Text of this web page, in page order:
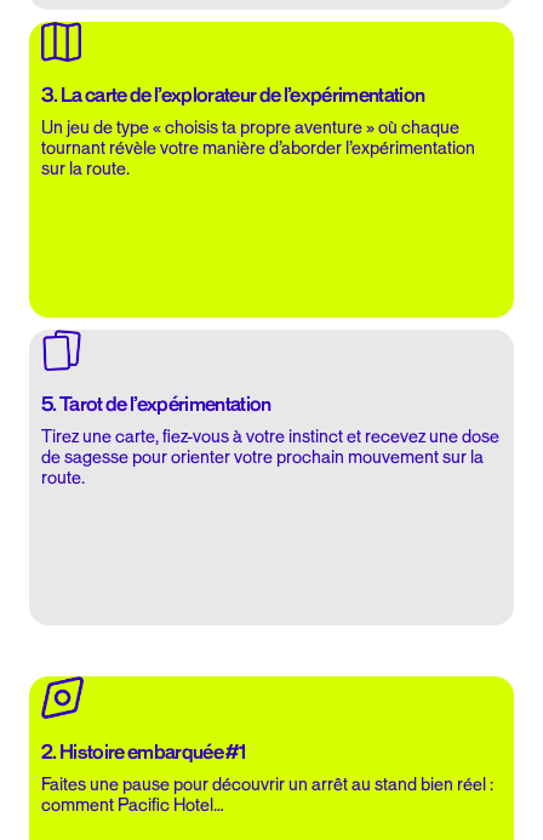
3. La carte de l’explorateur de l’expérimentation
Un jeu de type « choisis ta propre aventure » où chaque
tournant révèle votre manière d’aborder l’expérimentation
sur la route.
5. Tarot de l’expérimentation
Tirez une carte, fiez-vous à votre instinct et recevez une dose
de sagesse pour orienter votre prochain mouvement sur la
route.
2. Histoire embarquée #1
Faites une pause pour découvrir un arrêt au stand bien réel :
comment Pacific Hotel…